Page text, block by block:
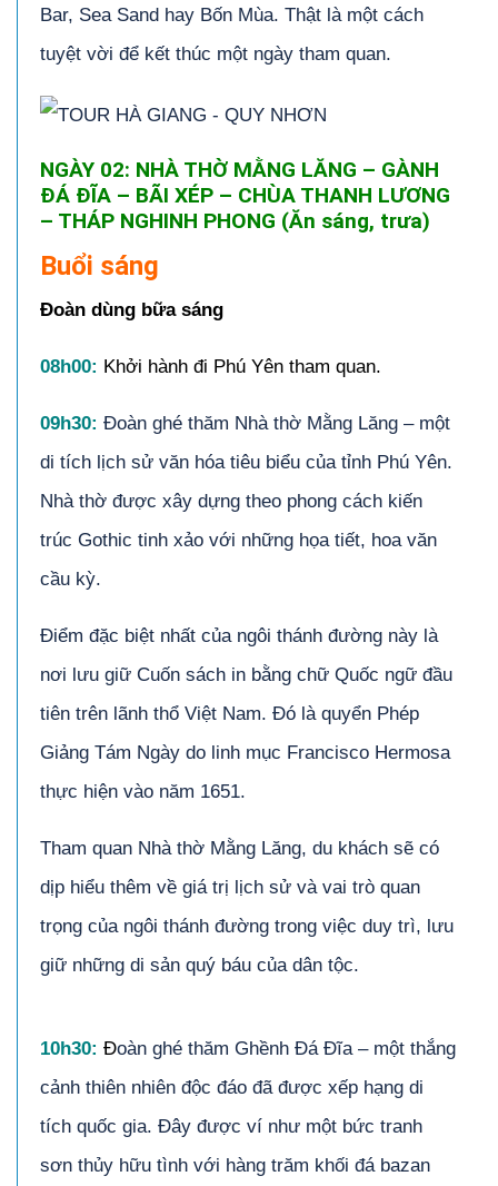
Bar, Sea Sand hay Bốn Mùa. Thật là một cách
tuyệt vời để kết thúc một ngày tham quan.
NGÀY 02: NHÀ THỜ MẰNG LĂNG – GÀNH
ĐÁ ĐĨA – BÃI XÉP – CHÙA THANH LƯƠNG
– THÁP NGHINH PHONG (Ăn sáng, trưa)
Buổi sáng
Đoàn dùng bữa sáng
08h00: Khởi hành đi Phú Yên tham quan.
09h30: Đoàn ghé thăm Nhà thờ Mằng Lăng – một
di tích lịch sử văn hóa tiêu biểu của tỉnh Phú Yên.
Nhà thờ được xây dựng theo phong cách kiến
trúc Gothic tinh xảo với những họa tiết, hoa văn
cầu kỳ.
Điểm đặc biệt nhất của ngôi thánh đường này là
nơi lưu giữ Cuốn sách in bằng chữ Quốc ngữ đầu
tiên trên lãnh thổ Việt Nam. Đó là quyển Phép
Giảng Tám Ngày do linh mục Francisco Hermosa
thực hiện vào năm 1651.
Tham quan Nhà thờ Mằng Lăng, du khách sẽ có
dịp hiểu thêm về giá trị lịch sử và vai trò quan
trọng của ngôi thánh đường trong việc duy trì, lưu
giữ những di sản quý báu của dân tộc.
10h30: Đoàn ghé thăm Ghềnh Đá Đĩa – một thắng
cảnh thiên nhiên độc đáo đã được xếp hạng di
tích quốc gia. Đây được ví như một bức tranh
sơn thủy hữu tình với hàng trăm khối đá bazan